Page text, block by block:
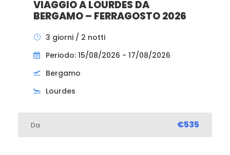
VIAGGIO A LOURDES DA
BERGAMO – FERRAGOSTO 2026
3 giorni / 2 notti
Periodo: 15/08/2026 - 17/08/2026
Bergamo
Lourdes
Da €535